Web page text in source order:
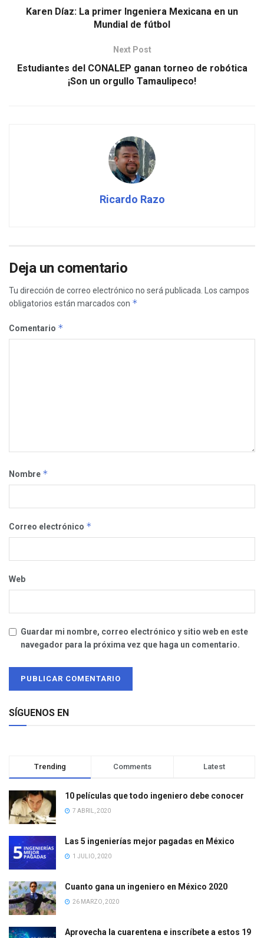
Karen Díaz: La primer Ingeniera Mexicana en un
Mundial de fútbol
Next Post
Estudiantes del CONALEP ganan torneo de robótica
¡Son un orgullo Tamaulipeco!
Ricardo Razo
Deja un comentario
Tu dirección de correo electrónico no será publicada.
Los campos
obligatorios están marcados con *
Comentario *
Nombre *
Correo electrónico *
Web
Guardar mi nombre, correo electrónico y sitio web en este
navegador para la próxima vez que haga un comentario.
SÍGUENOS EN
Trending Comments Latest
10 películas que todo ingeniero debe conocer
7 ABRIL, 2020
Las 5 ingenierías mejor pagadas en México
1 JULIO, 2020
Cuanto gana un ingeniero en México 2020
26 MARZO, 2020
Aprovecha la cuarentena e inscríbete a estos 19